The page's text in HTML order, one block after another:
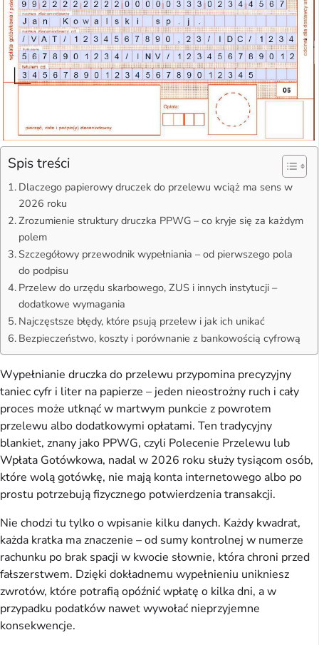
Spis treści
Dlaczego papierowy druczek do przelewu wciąż ma sens w
2026 roku
Zrozumienie struktury druczka PPWG – co kryje się za każdym
polem
Szczegółowy przewodnik wypełniania – od pierwszego pola
do podpisu
Przelew do urzędu skarbowego, ZUS i innych instytucji –
dodatkowe wymagania
Najczęstsze błędy, które psują przelew i jak ich unikać
Bezpieczeństwo, koszty i porównanie z bankowością cyfrową
Wypełnianie druczka do przelewu przypomina precyzyjny
taniec cyfr i liter na papierze – jeden nieostrożny ruch i cały
proces może utknąć w martwym punkcie z powrotem
przelewu albo dodatkowymi opłatami. Ten tradycyjny
blankiet, znany jako PPWG, czyli Polecenie Przelewu lub
Wpłata Gotówkowa, nadal w 2026 roku służy tysiącom osób,
które wolą gotówkę, nie mają konta internetowego albo po
prostu potrzebują fizycznego potwierdzenia transakcji.
Nie chodzi tu tylko o wpisanie kilku danych. Każdy kwadrat,
każda kratka ma znaczenie – od sumy kontrolnej w numerze
rachunku po brak spacji w kwocie słownie, która chroni przed
fałszerstwem. Dzięki dokładnemu wypełnieniu unikniesz
zwrotów, które potrafią opóźnić wpłatę o kilka dni, a w
przypadku podatków nawet wywołać nieprzyjemne
konsekwencje.